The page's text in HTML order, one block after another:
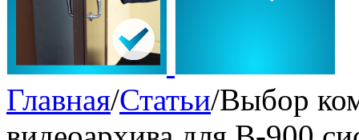
Главная/Статьи/Выбор